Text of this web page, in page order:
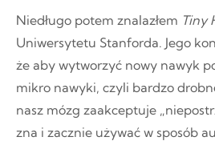
Niedługo potem znalazłem Tiny
Uniwersytetu Stanforda. Jego
że aby wytworzyć nowy nawyk
mikro nawyki, czyli bardzo
nasz mózg zaakceptuje
zna i zacznie używać w sposób